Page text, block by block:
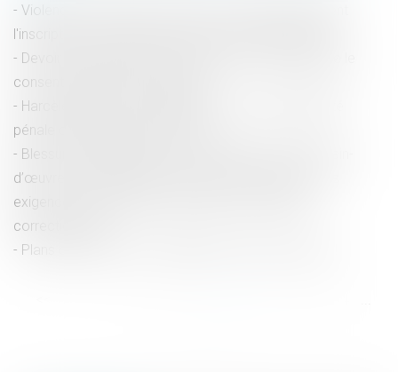
Violences sexuelles et sexistes : les députés valident
l'inscription du 'contrôle coercitif' dans le droit pénal
Devoir conjugal et liberté sexuelle : la CEDH protège le
consentement dans le mariage
Harcèlement moral institutionnel : une responsabilité
pénale des dirigeants confirmée
Blessures involontaires sur un salarié en prêt de main-
d’œuvre et obligation de sécurité de l’employeur : les
exigences de motivation des peines en matière
correctionnelle
Plans de sécurité : la maintenance sort de l'ombre !